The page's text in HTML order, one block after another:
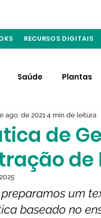
RECURSOS DIGITAIS
Saúde Plantas
Materiais
de
de
ago. de 2021 4 min de leitura
preparamos um
baseado no